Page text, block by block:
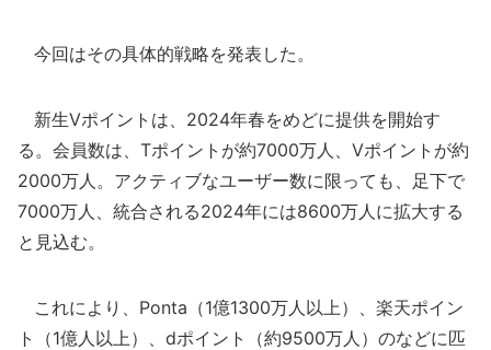
今回はその具体的戦略を発表した。
新生Vポイントは、2024年春をめどに提供を開始す
る。会員数は、Tポイントが約7000万人、Vポイントが約
2000万人。アクティブなユーザー数に限っても、足下で
7000万人、統合される2024年には8600万人に拡大する
と見込む。
これにより、Ponta（1億1300万人以上）、楽天ポイン
ト（1億人以上）、dポイント（約9500万人）のなどに匹